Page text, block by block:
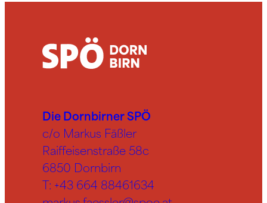
Die Dornbirner SPÖ
c/o Markus Fäßler
Raiffeisenstraße 58c
6850 Dornbirn
T: +43 664 88461634